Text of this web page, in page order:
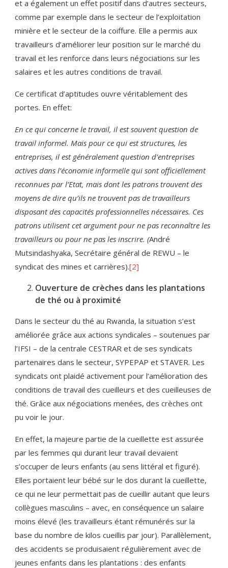
et a également un effet positif dans d’autres secteurs,
comme par exemple dans le secteur de l’exploitation
minière et le secteur de la coiffure. Elle a permis aux
travailleurs d’améliorer leur position sur le marché du
travail et les renforce dans leurs négociations sur les
salaires et les autres conditions de travail.
Ce certificat d’aptitudes ouvre véritablement des
portes. En effet:
En ce qui concerne le travail, il est souvent question de
travail informel. Mais pour ce qui est structures, les
entreprises, il est généralement question d’entreprises
actives dans l’économie informelle qui sont officiellement
reconnues par l’Etat, mais dont les patrons trouvent des
moyens de dire qu’ils ne trouvent pas de travailleurs
disposant des capacités professionnelles nécessaires. Ces
patrons utilisent cet argument pour ne pas reconnaître les
travailleurs ou pour ne pas les inscrire. (André
Mutsindashyaka, Secrétaire général de REWU – le
syndicat des mines et carrières).[2]
Ouverture de crèches dans les plantations
de thé ou à proximité
Dans le secteur du thé au Rwanda, la situation s’est
améliorée grâce aux actions syndicales – soutenues par
l’IFSI – de la centrale CESTRAR et de ses syndicats
partenaires dans le secteur, SYPEPAP et STAVER. Les
syndicats ont plaidé activement pour l’amélioration des
conditions de travail des cueilleurs et des cueilleuses de
thé. Grâce aux négociations menées, des crèches ont
pu voir le jour.
En effet, la majeure partie de la cueillette est assurée
par les femmes qui durant leur travail devaient
s’occuper de leurs enfants (au sens littéral et figuré).
Elles portaient leur bébé sur le dos durant la cueillette,
ce qui ne leur permettait pas de cueillir autant que leurs
collègues masculins – avec, en conséquence un salaire
moins élevé (les travailleurs étant rémunérés sur la
base du nombre de kilos cueillis par jour). Parallèlement,
des accidents se produisaient régulièrement avec de
jeunes enfants dans les plantations : des enfants